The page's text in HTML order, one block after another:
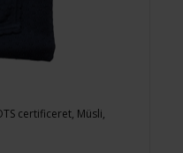
certificeret, Müsli,